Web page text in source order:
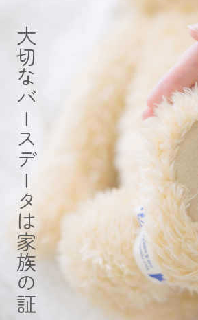
心
と
技
を
尽
く
し
て
丁
寧
に
、
可
愛
ら
し
く